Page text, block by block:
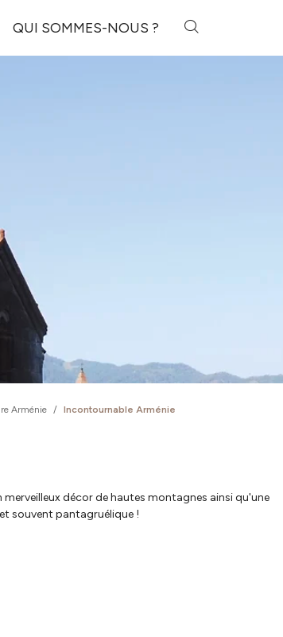
QUI SOMMES-NOUS ?
Arménie / Incontournable Arménie
décor de hautes montagnes ainsi qu'une
souvent pantagruélique !